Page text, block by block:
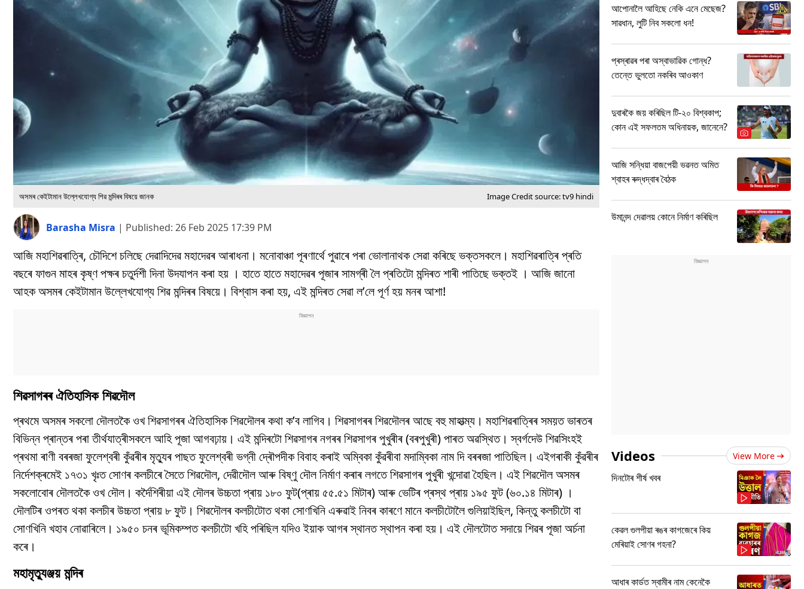
অসমৰ কেইটামান উল্লেখযোগ্য শিৱ মন্দিৰৰ বিষয়ে জানক Image Credit source: tv9 hindi
Barasha Misra | Published: 26 Feb 2025 17:39 PM
আজি মহাশিৱৰাত্ৰি, চৌদিশে চলিছে দেৱাদিদেৱ মহাদেৱৰ আৰাধনা। মনোবাঞ্চা পূৰণাৰ্থে পুৱাৰে পৰা ভোলানাথক সেৱা কৰিছে ভক্তসকলে। মহাশিৱৰাত্ৰি প্ৰতি
বছৰে ফাগুন মাহৰ কৃষ্ণ পক্ষৰ চতুৰ্দশী দিনা উদযাপন কৰা হয় । হাতে হাতে মহাদেৱৰ পূজাৰ সামগ্ৰী লৈ প্ৰতিটো মন্দিৰত শাৰী পাতিছে ভক্তই । আজি জানো
আহক অসমৰ কেইটামান উল্লেখযোগ্য শিৱ মন্দিৰৰ বিষয়ে। বিশ্বাস কৰা হয়, এই মন্দিৰত সেৱা ল’লে পূৰ্ণ হয় মনৰ আশা!
শিৱসাগৰৰ ঐতিহাসিক শিৱদৌল
প্ৰথমে অসমৰ সকলো দৌলতকৈ ওখ শিৱসাগৰৰ ঐতিহাসিক শিৱদৌলৰ কথা ক’ব লাগিব। শিৱসাগৰৰ শিৱদৌলৰ আছে বহু মাহাত্ম্য। মহাশিৱৰাত্ৰিৰ সময়ত ভাৰতৰ
বিভিন্ন প্ৰান্তৰ পৰা তীৰ্থযাত্ৰীসকলে আহি পূজা আগবঢ়ায়। এই মন্দিৰটো শিৱসাগৰ নগৰৰ শিৱসাগৰ পুখুৰীৰ (বৰপুখুৰী) পাৰত অৱস্থিত। স্বৰ্গদেউ শিৱসিংহই
প্ৰথমা ৰাণী বৰৰজা ফুলেশ্বৰী কুঁৱৰীৰ মৃত্যুৰ পাছত ফুলেশ্বৰী ভগ্নী দ্ৰৌপদীক বিবাহ কৰাই অম্বিকা কুঁৱৰীবা মদাম্বিকা নাম দি বৰৰজা পাতিছিল। এইগৰাকী কুঁৱৰীৰ
নিৰ্দেশক্ৰমেই ১৭৩১ খৃঃত সোণৰ কলচীৰে সৈতে শিৱদৌল, দেৱীদৌল আৰু বিষ্ণু দৌল নিৰ্মাণ কৰাৰ লগতে শিৱসাগৰ পুখুৰী খন্দোৱা হৈছিল। এই শিৱদৌল অসমৰ
সকলোবোৰ দৌলতকৈ ওখ দৌল। কৰ্দৈশিৰীয়া এই দৌলৰ উচ্চতা প্ৰায় ১৮০ ফুট(প্ৰায় ৫৫.৫১ মিটাৰ) আৰু ভেটিৰ প্ৰস্থ প্ৰায় ১৯৫ ফুট (৬০.১৪ মিটাৰ) ।
দৌলটিৰ ওপৰত থকা কলচীৰ উচ্চতা প্ৰায় ৮ ফুট। শিৱদৌলৰ কলচীটোত থকা সোণখিনি এৰুৱাই নিবৰ কাৰণে মানে কলচীটোলৈ গুলিয়াইছিল, কিন্তু কলচীটো বা
সোণখিনি খহাব নোৱাৰিলে। ১৯৫০ চনৰ ভূমিকম্পত কলচীটো খহি পৰিছিল যদিও ইয়াক আগৰ স্থানত স্থাপন কৰা হয়। এই দৌলটোত সদায়ে শিৱৰ পূজা অৰ্চনা
কৰে।
মহামৃত্যুঞ্জয় মন্দিৰ
আপোনালৈ আহিছে নেকি এনে মেছেজ?
সাৱধান, লুটি নিব সকলো ধন!
প্ৰস্ৰাৱৰ পৰা অস্বাভাৱিক গোন্ধ?
তেন্তে ভুলতো নকৰিব আওকাণ
দুবাৰকৈ জয় কৰিছিল টি-২০ বিশ্বকাপ;
কোন এই সফলতম অধিনায়ক, জানেনে?
আজি সন্ধিয়া বাজপেয়ী ভৱনত অমিত
শ্বাহৰ ৰুদ্ধদ্বাৰ বৈঠক
উমানন্দ দেৱালয় কোনে নিৰ্মাণ কৰিছিল
Videos View More
দিনটোৰ শীৰ্ষ খবৰ
কেৱল গুলপীয়া ৰঙৰ কাগজেৰে কিয়
মেৰিয়াই সোণৰ গহনা?
আধাৰ কাৰ্ডত স্বামীৰ নাম কেনেকৈ